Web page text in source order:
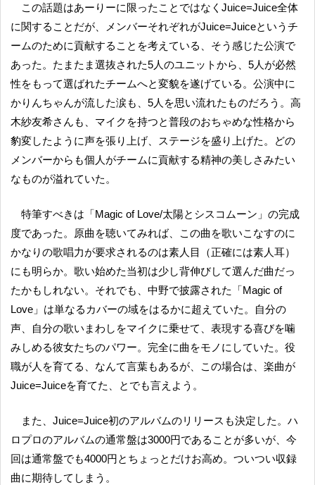
この話題はあーりーに限ったことではなくJuice=Juice全体
に関することだが、メンバーそれぞれがJuice=Juiceというチ
ームのために貢献することを考えている、そう感じた公演で
あった。たまたま選抜された5人のユニットから、5人が必然
性をもって選ばれたチームへと変貌を遂げている。公演中に
かりんちゃんが流した涙も、5人を思い流れたものだろう。高
木紗友希さんも、マイクを持つと普段のおちゃめな性格から
豹変したように声を張り上げ、ステージを盛り上げた。どの
メンバーからも個人がチームに貢献する精神の美しさみたい
なものが溢れていた。
特筆すべきは「Magic of Love/太陽とシスコムーン」の完成
度であった。原曲を聴いてみれば、この曲を歌いこなすのに
かなりの歌唱力が要求されるのは素人目（正確には素人耳）
にも明らか。歌い始めた当初は少し背伸びして選んだ曲だっ
たかもしれない。それでも、中野で披露された「Magic of
Love」は単なるカバーの域をはるかに超えていた。自分の
声、自分の歌いまわしをマイクに乗せて、表現する喜びを噛
みしめる彼女たちのパワー。完全に曲をモノにしていた。役
職が人を育てる、なんて言葉もあるが、この場合は、楽曲が
Juice=Juiceを育てた、とでも言えよう。
また、Juice=Juice初のアルバムのリリースも決定した。ハ
ロプロのアルバムの通常盤は3000円であることが多いが、今
回は通常盤でも4000円とちょっとだけお高め。ついつい収録
曲に期待してしまう。